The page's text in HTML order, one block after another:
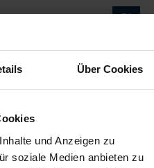
Über Cookies
und Anzeigen zu
soziale Medien anbieten zu